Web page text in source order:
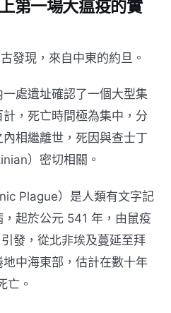
第一場大瘟疫的實
發現，來自中東的約旦。
處遺址確認了一個大型集
，死亡時間極為集中，分
相繼離世，死因與查士丁
）密切相關。
Plague）是人類有文字記
起於公元 541 年，由鼠疫
發，從北非埃及蔓延至拜
中海東部，估計在數十年
亡。